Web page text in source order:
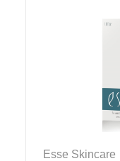
Esse Skincare